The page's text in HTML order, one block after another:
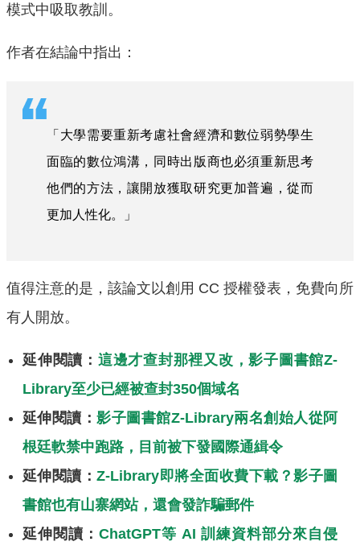
模式中吸取教訓。
作者在結論中指出：
「大學需要重新考慮社會經濟和數位弱勢學生
面臨的數位鴻溝，同時出版商也必須重新思考
他們的方法，讓開放獲取研究更加普遍，從而
更加人性化。」
值得注意的是，該論文以創用 CC 授權發表，免費向所
有人開放。
延伸閱讀： 這邊才查封那裡又改，影子圖書館Z-
Library至少已經被查封350個域名
延伸閱讀：影子圖書館Z-Library兩名創始人從阿
根廷軟禁中跑路，目前被下發國際通緝令
延伸閱讀：Z-Library即將全面收費下載？影子圖
書館也有山寨網站，還會發詐騙郵件
延伸閱讀： ChatGPT等 AI 訓練資料部分來自侵